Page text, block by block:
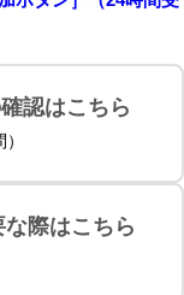
認はこちら
際はこちら